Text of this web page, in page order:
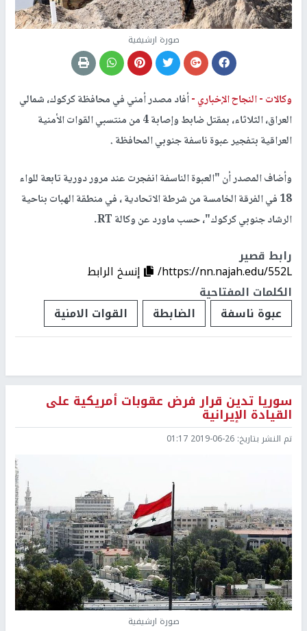
صورة ارشيفية
وكالات -النجاح الإخباري -أفاد مصدر أمني في محافظة كركوك، شمالي
العراق، الثلاثاء، بمقتل ضابط وإصابة 4 من منتسبي القوات الأمنية
العراقية بتفجير عبوة ناسفة جنوبي المحافظة .
وأضاف المصدر أن "العبوة الناسفة انفجرت عند مرور دورية تابعة للواء
18 في الفرقة الخامسة من شرطة الاتحادية ، في منطقة الهبات بناحية
الرشاد جنوبي كركوك"، حسب ماورد عن وكالة RT.
رابط قصير
https://nn.najah.edu/552L/
إنسخ الرابط
الكلمات المفتاحية
عبوة ناسفة
الضابطة القوات الامنية
سوريا تدين قرار فرض عقوبات أمريكية على
القيادة الإيرانية
تم النشر بتاريخ: 2019-06-26 01:17
صورة ارشيفية